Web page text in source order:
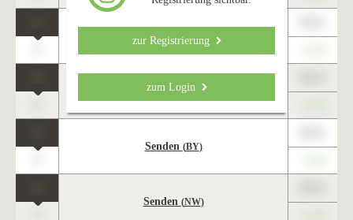
zur Registrierung
zum Login
Wenden
Uetze
Senden (BY)
Senden (NW)